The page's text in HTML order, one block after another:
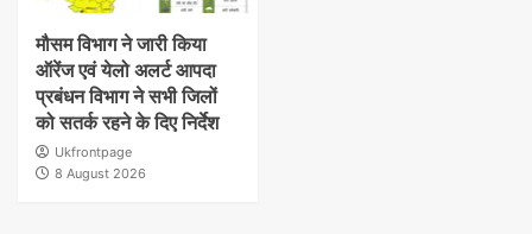
मौसम विभाग ने जारी किया
ऑरेंज एवं येलो अलर्ट आपदा
प्रबंधन विभाग ने सभी जिलों
को सतर्क रहने के दिए निर्देश
Ukfrontpage
8 August 2026